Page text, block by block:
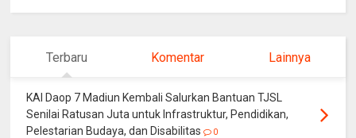
Terbaru Komentar Lainnya
KAI Daop 7 Madiun Kembali Salurkan Bantuan TJSL
Senilai Ratusan Juta untuk Infrastruktur, Pendidikan,
Pelestarian Budaya, dan Disabilitas
0